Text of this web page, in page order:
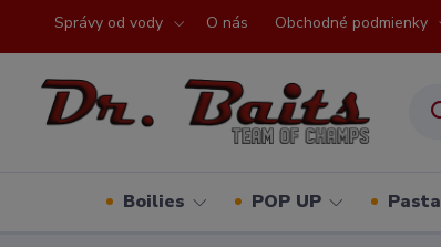
Správy od vody O nás Obchodné podmienky
Boilies POP UP Pasta